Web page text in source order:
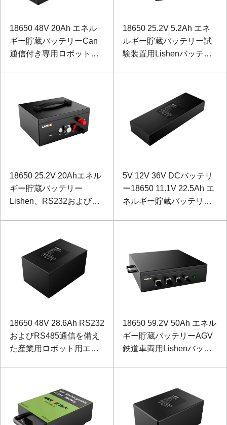
18650 48V 20Ah エネル
ギー貯蔵バッテリーCan
通信付き専用ロボット用
18650 25.2V 5.2Ah エネ
ルギー貯蔵バッテリー試
験装置用Lishenバッテリ
18650 25.2V 20Ahエネル
ギー貯蔵バッテリー
Lishen、RS232および
5V 12V 36V DCバッテリ
ー18650 11.1V 22.5Ah エ
ネルギー貯蔵バッテリー
18650 48V 28.6Ah RS232
およびRS485通信を備え
た産業用ロボット用エネ
18650 59.2V 50Ah エネル
ギー貯蔵バッテリーAGV
鉄道車両用Lishenバッテ